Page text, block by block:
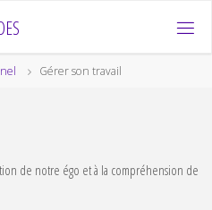
ES
Gérer son travail
de notre égo et à la compréhension de